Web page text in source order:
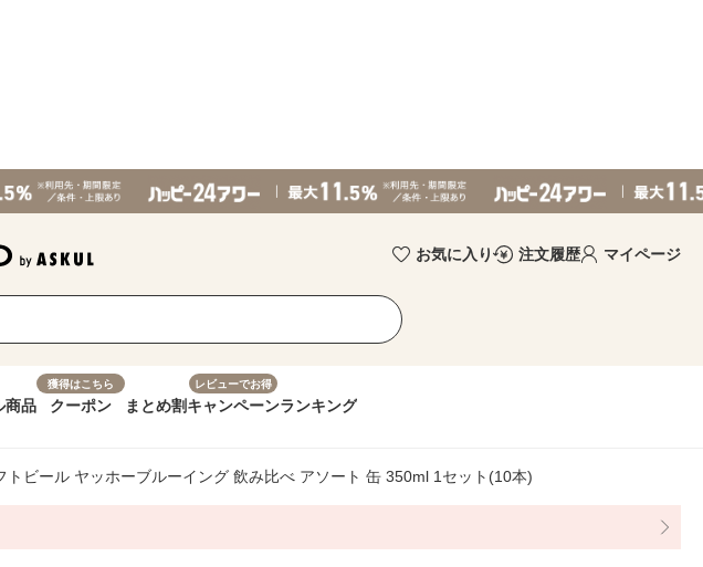
お気に入り 注文履歴 マイページ
商品
獲得はこちら
クーポン まとめ割
レビューでお得
キャンペーンランキング
トビール ヤッホーブルーイング 飲み比べ アソート 缶 350ml 1セット(10本)